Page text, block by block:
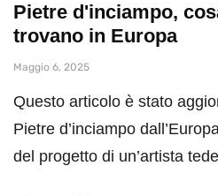
Pietre d'inciampo,
trovano in Europa
Maggio 6, 2025
Questo articolo è stato
Pietre d’inciampo
del progetto di un’artista